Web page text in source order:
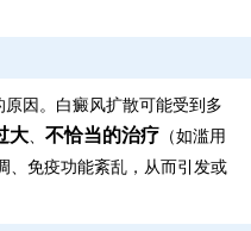
因。白癜风扩散可能受到多
大、 不恰当的治疗 （如滥用
、免疫功能紊乱，从而引发或